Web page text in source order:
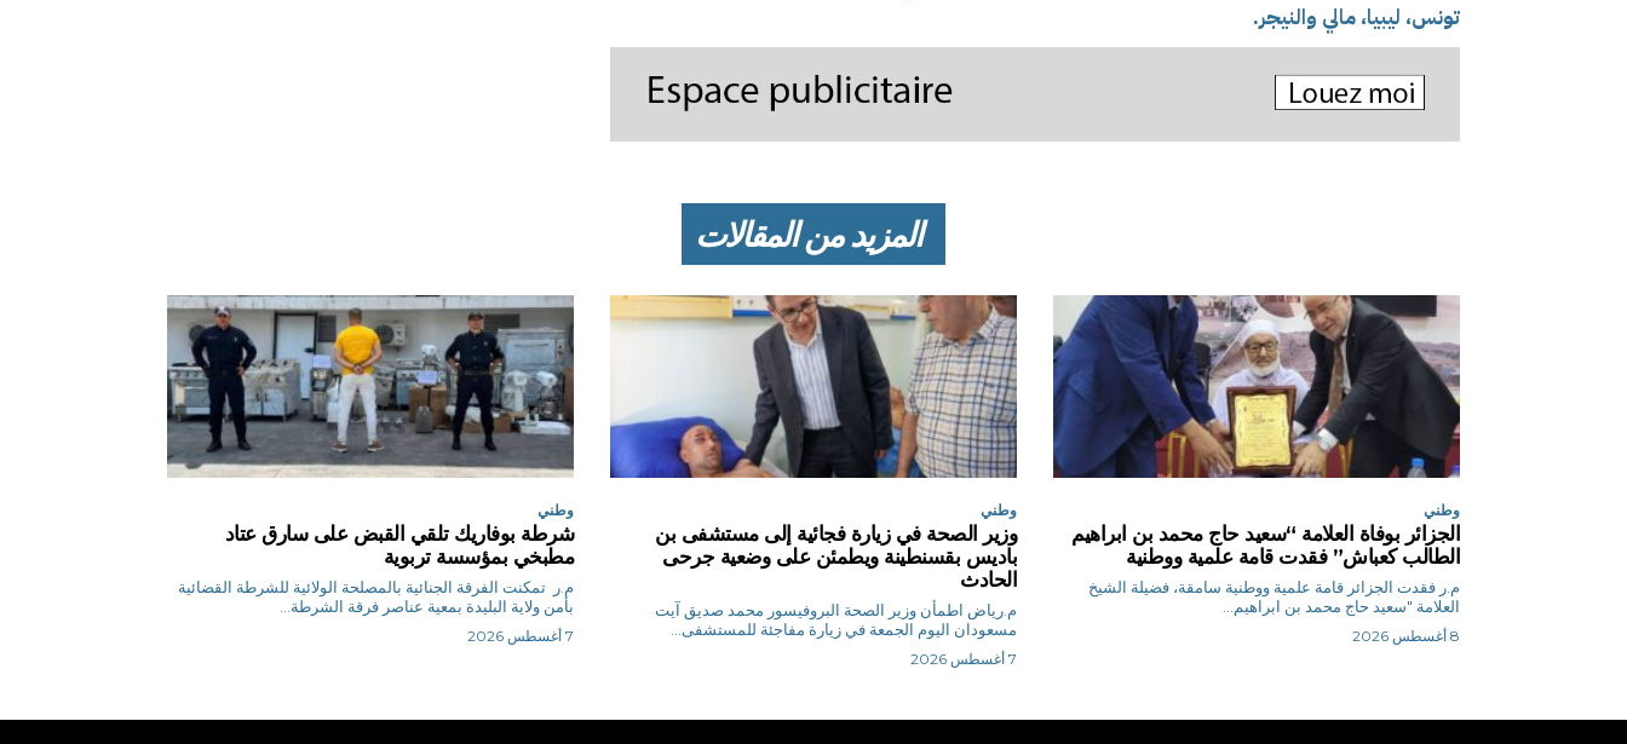
تونس، ليبيا، مالي والنيجر.
المزيد من المقالات
وطني
الجزائر بوفاة العلامة “سعيد حاج محمد بن ابراهيم
الطالب كعباش” فقدت قامة علمية ووطنية
م.ر فقدت الجزائر قامة علمية ووطنية سامقة، فضيلة الشيخ
العلامة "سعيد حاج محمد بن ابراهيم...
8 أغسطس 2026
وطني
وزير الصحة في زيارة فجائية إلى مستشفى بن
باديس بقسنطينة ويطمئن على وضعية جرحى
الحادث
م.رياض اطمأن وزير الصحة البروفيسور محمد صديق آيت
مسعودان اليوم الجمعة في زيارة مفاجئة للمستشفى...
7 أغسطس 2026
وطني
شرطة بوفاريك تلقي القبض على سارق عتاد
مطبخي بمؤسسة تربوية
م.ر تمكنت الفرقة الجنائية بالمصلحة الولائية للشرطة القضائية
بأمن ولاية البليدة بمعية عناصر فرقة الشرطة...
7 أغسطس 2026